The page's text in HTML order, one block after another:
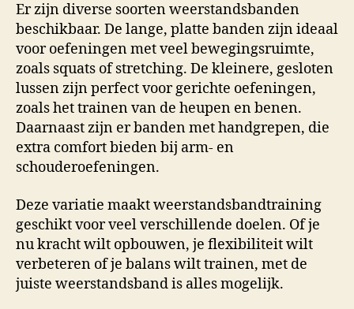
Er zijn diverse soorten weerstandsbanden
beschikbaar. De lange, platte banden zijn ideaal
voor oefeningen met veel bewegingsruimte,
zoals squats of stretching. De kleinere, gesloten
lussen zijn perfect voor gerichte oefeningen,
zoals het trainen van de heupen en benen.
Daarnaast zijn er banden met handgrepen, die
extra comfort bieden bij arm- en
schouderoefeningen.
Deze variatie maakt weerstandsbandtraining
geschikt voor veel verschillende doelen. Of je
nu kracht wilt opbouwen, je flexibiliteit wilt
verbeteren of je balans wilt trainen, met de
juiste weerstandsband is alles mogelijk.